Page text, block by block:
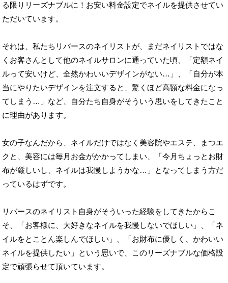
それは、私たちリバースのネイリストが、まだネイリストではな
くお客さんとして他のネイルサロンに通っていた頃、「定額ネイ
当にやりたいデザインを注文すると、驚くほど高額な料金になっ
てしまう…」など、自分たち自身がそういう思いをしてきたこと
に理由があります。
女の子なんだから、ネイルだけではなく美容院やエステ、まつエ
クと、美容には毎月お金がかかってしまい、「今月ちょっとお財
っているはずです。
リバースのネイリスト自身がそういった経験をしてきたからこ
そ、「お客様に、大好きなネイルを我慢しないでほしい」、「ネ
ネイルを提供したい」という思いで、このリーズナブルな価格設
定で頑張らせて頂いています。
何より、リバースでネイルをされたお客様がお店を出られるとき
に、笑顔で帰って頂くことが私たちの励みになり、幸せなことで